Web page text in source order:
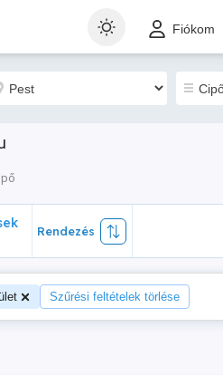
Fiókom
Rendezés
Szűrési feltételek törlése